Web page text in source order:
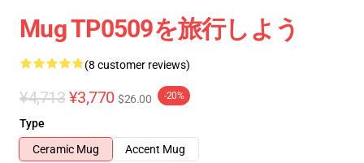
Mug TP0509を旅行しよう
(8 customer reviews)
¥4,713 ¥3,770 $26.00 -20%
Type
Ceramic Mug
Accent Mug